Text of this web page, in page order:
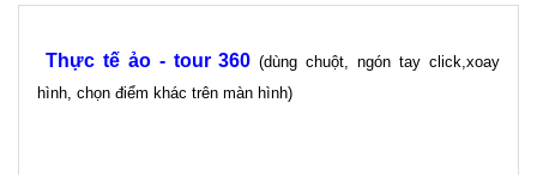
Thực tế ảo - tour 360 (dùng chuột, ngón tay click,xoay
hình, chọn điểm khác trên màn hình)